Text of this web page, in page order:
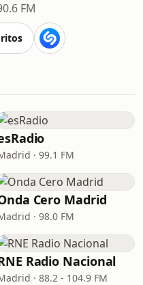
FM
· 99.1 FM
Cero Madrid
· 98.0 FM
Radio Nacional
· 88.2 - 104.9 FM